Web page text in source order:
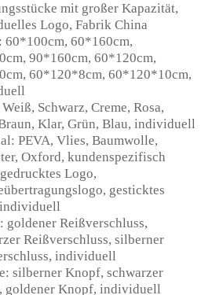
mit großer Kapazität,
Logo, Fabrik China
60*100cm, 60*160cm,
90*160cm, 60*120cm,
60*120*8cm, 60*120*10cm,
Schwarz, Creme, Rosa,
Klar, Grün, Blau, individuell
PEVA, Vlies, Baumwolle,
Oxford, kundenspezifisch
Logo,
gesticktes
goldener Reißverschluss,
Reißverschluss, silberner
individuell
silberner Knopf, schwarzer
goldener Knopf, individuell